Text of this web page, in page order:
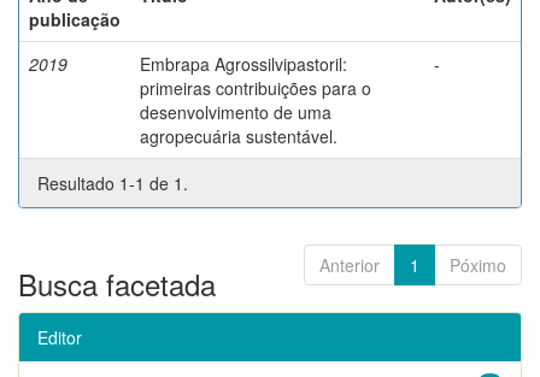
publicação
2019
Embrapa Agrossilvipastoril:
primeiras contribuições para o
desenvolvimento de uma
agropecuária sustentável.
-
Resultado 1-1 de 1.
Anterior 1 Póximo
Busca facetada
Editor